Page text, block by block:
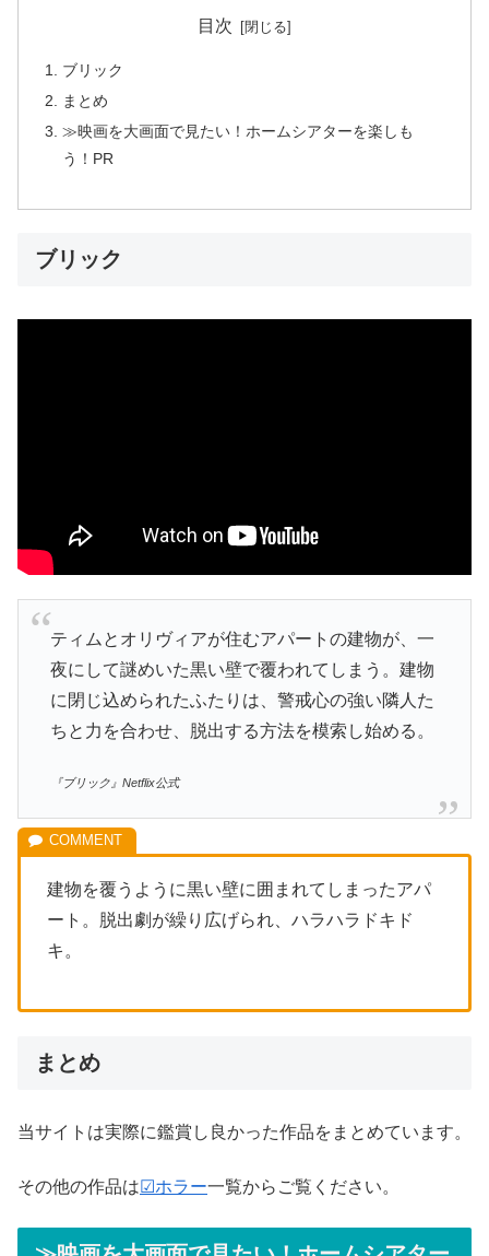
目次
ブリック
まとめ
≫映画を大画面で見たい！ホームシアターを楽しも
う！PR
ブリック
ティムとオリヴィアが住むアパートの建物が、一
夜にして謎めいた黒い壁で覆われてしまう。建物
に閉じ込められたふたりは、警戒心の強い隣人た
ちと力を合わせ、脱出する方法を模索し始める。
『ブリック』Netflix公式
建物を覆うように黒い壁に囲まれてしまったアパ
ート。脱出劇が繰り広げられ、ハラハラドキド
キ。
まとめ
当サイトは実際に鑑賞し良かった作品をまとめています。
その他の作品は☑ホラー一覧からご覧ください。